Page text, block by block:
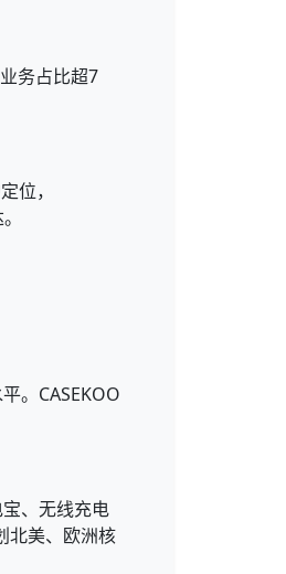
务占比超7
位，
。CASEKOO
、无线充电
北美、欧洲核